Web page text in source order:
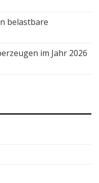
belastbare
im Jahr 2026